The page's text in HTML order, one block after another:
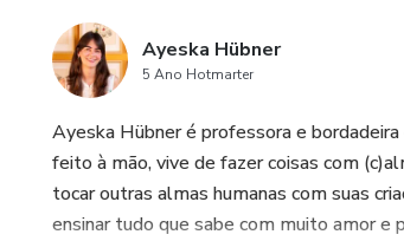
Ayeska Hübner
5 Ano Hotmarter
Ayeska Hübner é professora e
feito à mão, vive de fazer coisas com
tocar outras almas humanas com suas
ensinar tudo que sabe com muito amor e